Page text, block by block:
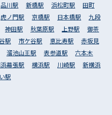
品川駅 新橋駅 浜松町駅
田町
虎ノ門駅 京橋駅 日本橋駅
九段
神田駅 秋葉原駅 上野駅
御茶
駅 市ケ谷駅 恵比寿駅
赤坂見
溜池山王駅 表参道駅
六本木
幕張駅 横浜駅 川崎駅
新横浜
駅